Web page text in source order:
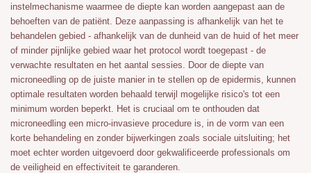
instelmechanisme waarmee de diepte kan worden aangepast aan de
behoeften van de patiënt. Deze aanpassing is afhankelijk van het te
behandelen gebied - afhankelijk van de dunheid van de huid of het meer
of minder pijnlijke gebied waar het protocol wordt toegepast - de
verwachte resultaten en het aantal sessies. Door de diepte van
microneedling op de juiste manier in te stellen op de epidermis, kunnen
optimale resultaten worden behaald terwijl mogelijke risico's tot een
minimum worden beperkt. Het is cruciaal om te onthouden dat
microneedling een micro-invasieve procedure is, in de vorm van een
korte behandeling en zonder bijwerkingen zoals sociale uitsluiting; het
moet echter worden uitgevoerd door gekwalificeerde professionals om
de veiligheid en effectiviteit te garanderen.